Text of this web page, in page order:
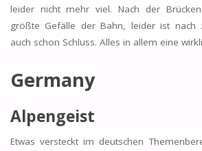
leider nicht mehr viel. Nach der
größte Gefälle der Bahn, leider ist nach
auch schon Schluss. Alles in allem eine
Germany
Alpengeist
Etwas versteckt im deutschen